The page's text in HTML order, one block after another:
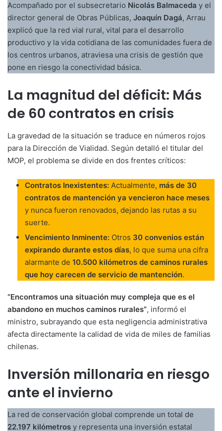
Acompañado por el subsecretario Nicolás Balmaceda y el
director general de Obras Públicas, Joaquín Dagá, Arrau
explicó que la red vial rural, vital para el desarrollo
productivo y la vida cotidiana de las comunidades fuera de
los centros urbanos, atraviesa una crisis de gestión que
pone en riesgo la conectividad básica.
La magnitud del déficit: Más
de 60 contratos en crisis
La gravedad de la situación se traduce en números rojos
para la Dirección de Vialidad. Según detalló el titular del
MOP, el problema se divide en dos frentes críticos:
Contratos Inexistentes: Actualmente, más de 30
contratos de mantención ya vencieron hace meses
y nunca fueron renovados, dejando las rutas a su
suerte.
Vencimiento Inminente: Otros 30 convenios están
expirando durante estos días, lo que suma una cifra
alarmante de 10.500 kilómetros de caminos rurales
que hoy carecen de servicio de mantención.
“Encontramos una situación muy compleja que es el
abandono en muchos caminos rurales”, informó el
ministro, subrayando que esta negligencia administrativa
afecta directamente la calidad de vida de miles de familias
chilenas.
Inversión millonaria en riesgo
ante el invierno
La red de conservación global comprende un total de
22.197 kilómetros y representa una inversión estatal